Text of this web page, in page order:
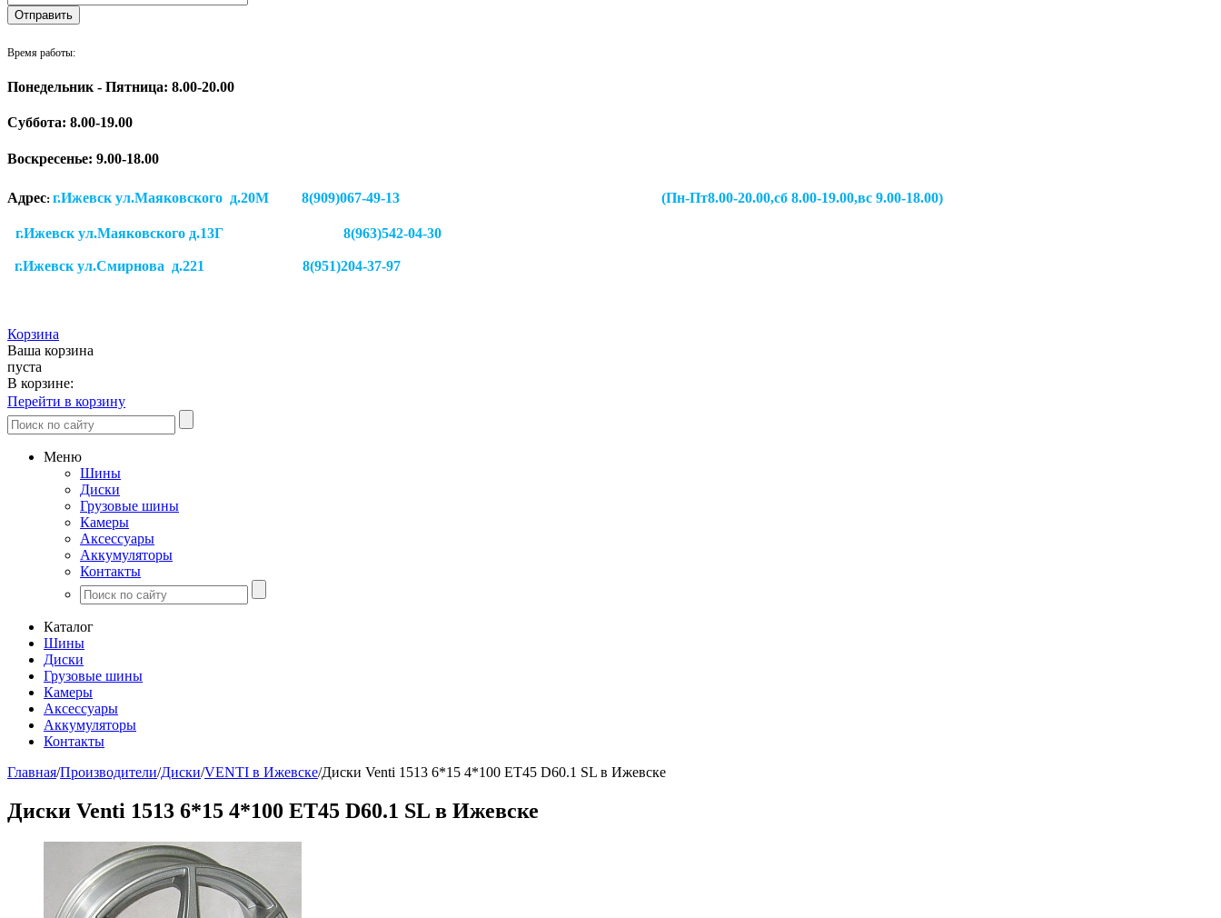
Время работы:
Понедельник - Пятница: 8.00-20.00
Суббота: 8.00-19.00
Воскресенье: 9.00-18.00
Адрес: г.Ижевск ул.Маяковского д.20М 8(909)067-49-13 (Пн-Пт8.00-20.00,сб 8.00-19.00,вс 9.00-18.00)
г.Ижевск ул.Маяковского д.13Г 8(963)542-04-30
г.Ижевск ул.Смирнова д.221 8(951)204-37-97
Корзина
Ваша корзина
пуста
В корзине:
Перейти в корзину
Меню
Шины
Диски
Грузовые шины
Камеры
Аксессуары
Аккумуляторы
Контакты
Каталог
Шины
Диски
Грузовые шины
Камеры
Аксессуары
Аккумуляторы
Контакты
Главная/Производители/Диски/VENTI в Ижевске/Диски Venti 1513 6*15 4*100 ЕТ45 D60.1 SL в Ижевске
Диски Venti 1513 6*15 4*100 ЕТ45 D60.1 SL в Ижевске